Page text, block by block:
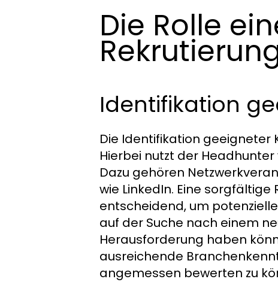
Die Rolle
Identifikation
Die Identifikation geeigneter
Hierbei nutzt der
Dazu gehören
wie LinkedIn. Eine
entscheidend, um
auf der Suche nach einem
Herausforderung haben
ausreichende
angemessen bewerten zu